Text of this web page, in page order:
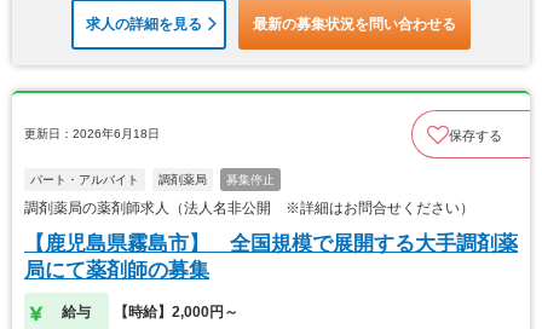
求人の詳細を見る 最新の募集状況を問い合わせる
更新日：2026年6月18日 保存する
パート・アルバイト 調剤薬局 募集停止
調剤薬局の薬剤師求人（法人名非公開 ※詳細はお問合せください）
【鹿児島県霧島市】 全国規模で展開する大手調剤薬
局にて薬剤師の募集
給与 【時給】2,000円～